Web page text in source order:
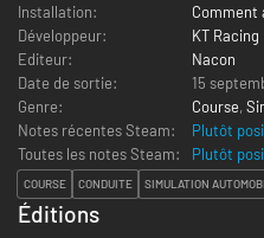
Installation:
Comment
Développeur:
KT Racing
Editeur:
Nacon
Date de sortie:
15
Genre:
Course,
Notes récentes Steam:
Plutôt
Toutes les notes Steam:
Plutôt
COURSE CONDUITE SIMULATION
Éditions